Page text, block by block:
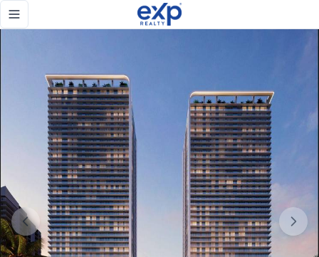
Toggle navigation menu
Venta de Proyecto en Fort Lauderdale - eXp Realty